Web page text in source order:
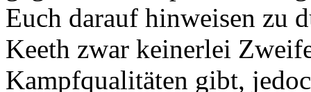
Euch darauf hinweisen zu
Keeth zwar keinerlei
Kampfqualitäten gibt,